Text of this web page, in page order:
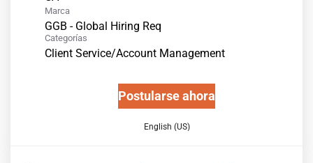
Marca
GGB - Global Hiring Req
Categorías
Client Service/Account Management
Postularse ahora
English (US)